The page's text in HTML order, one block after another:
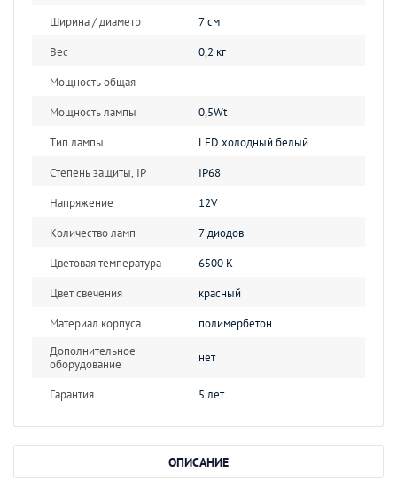
Ширина / диаметр
7 см
Вес
0,2 кг
Мощность общая
-
Мощность лампы
0,5Wt
Тип лампы
LED холодный белый
Степень защиты, IP
IP68
Напряжение
12V
Количество ламп
7 диодов
Цветовая температура
6500 К
Цвет свечения
красный
Материал корпуса
полимербетон
Дополнительное
оборудование
нет
Гарантия 5 лет
ОПИСАНИЕ